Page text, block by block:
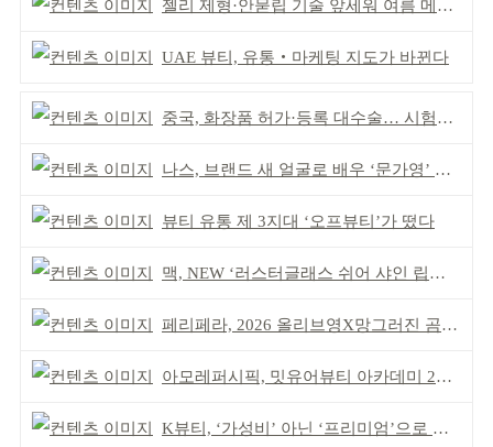
젤리 제형·안묻립 기술 앞세워 여름 메이크업 시장 공략
UAE 뷰티, 유통‧마케팅 지도가 바뀐다
중국, 화장품 허가·등록 대수술… 시험자료 공용 허용
나스, 브랜드 새 얼굴로 배우 ‘문가영’ 발탁
뷰티 유통 제 3지대 ‘오프뷰티’가 떴다
맥, NEW ‘러스터글래스 쉬어 샤인 립스틱’ 출시
페리페라, 2026 올리브영X망그러진 곰 콜라보
아모레퍼시픽, 밋유어뷰티 아카데미 2기 발대식
K뷰티, ‘가성비’ 아닌 ‘프리미엄’으로 승부걸어야